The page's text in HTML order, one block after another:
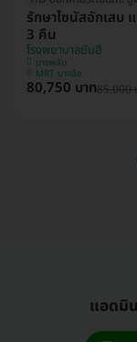
รักษาไซนัสอักเสบ
3 คืน
โรงพยาบาลยันฮี
บางพลัด
MRT บางอ้อ
80,750 บาท85,000
แอดมิ